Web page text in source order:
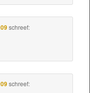
schreef:
schreef: